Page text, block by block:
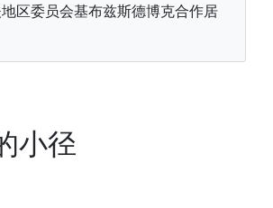
区委员会基布兹斯德博克合作居
小径